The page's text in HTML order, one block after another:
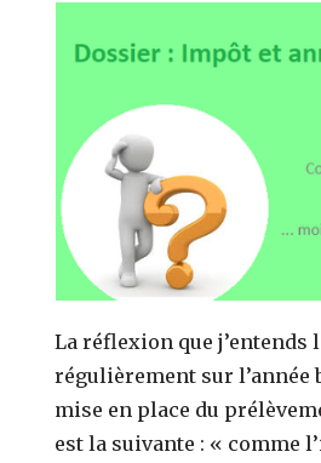
La réflexion que j’entends
régulièrement sur l’année
mise en place du
est la suivante : « comme